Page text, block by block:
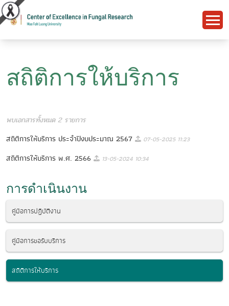
สถิติการให้บริการ
พบเอกสารทั้งหมด 2 รายการ
สถิติการให้บริการ ประจำปีงบประมาณ 2567 07-05-2025 11:23
สถิติการให้บริการ พ.ศ. 2566 13-05-2024 10:34
การดำเนินงาน
คู่มือการปฏิบัติงาน
คู่มือการขอรับบริการ
สถิติการให้บริการ